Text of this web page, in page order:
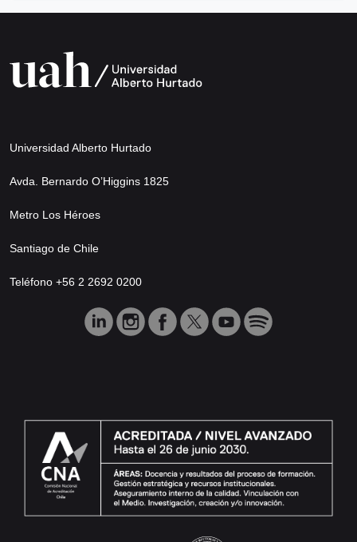
Universidad Alberto Hurtado
Avda. Bernardo O’Higgins 1825
Metro Los Héroes
Santiago de Chile
Teléfono +56 2 2692 0200